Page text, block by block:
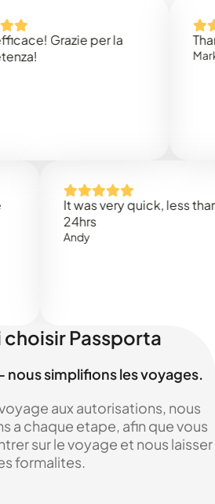
Grazie per la
Thank
Mark N.
It was very quick, less than
Passporta
nous simplifions les voyages.
aux autorisations, nous
a chaque etape, afin que vous
sur le voyage et nous laisser
formalites.